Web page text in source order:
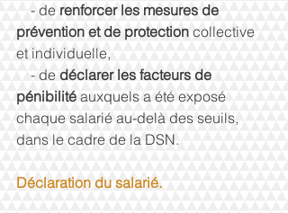
    - de
renforcer les mesures de
prévention et de protection collective
et individuelle,
    - de
déclarer les facteurs de
pénibilité auxquels a été exposé
chaque salarié au-delà des seuils,
dans le cadre de la DSN.
Déclaration du salarié.